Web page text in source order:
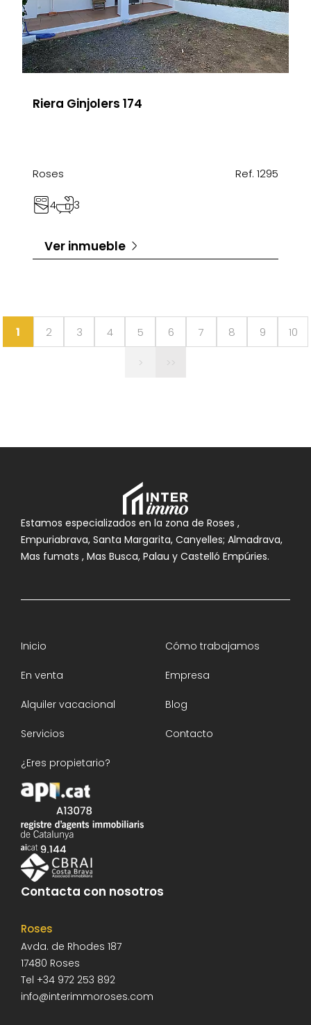
Riera Ginjolers 174
Roses Ref. 1295
4 3
Ver inmueble
1 2 3 4 5 6 7 8 9 10
> >>
Estamos especializados en la zona de Roses ,
Empuriabrava, Santa Margarita, Canyelles; Almadrava,
Mas fumats , Mas Busca, Palau y Castelló Empúries.
Inicio
En venta
Alquiler vacacional
Servicios
¿Eres propietario?
Cómo trabajamos
Empresa
Blog
Contacto
Contacta con nosotros
Roses
Avda. de Rhodes 187
17480 Roses
Tel +34 972 253 892
info@interimmoroses.com